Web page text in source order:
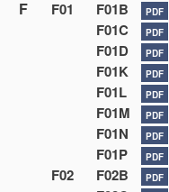
F F01 F01B PDF
F01C PDF
F01D PDF
F01K PDF
F01L PDF
F01M PDF
F01N PDF
F01P PDF
F02 F02B PDF